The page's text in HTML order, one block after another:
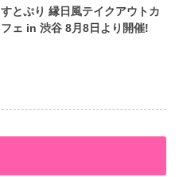
すとぷり 縁日風テイクアウトカ
フェ in 渋谷 8月8日より開催!